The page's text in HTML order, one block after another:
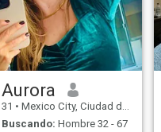
Aurora
31 • Mexico City, Ciudad de México, México
Buscando: Hombre 32 - 67